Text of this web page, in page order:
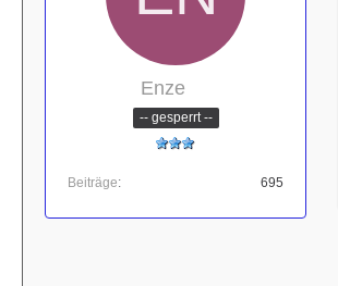
Enze
-- gesperrt --
Beiträge 695